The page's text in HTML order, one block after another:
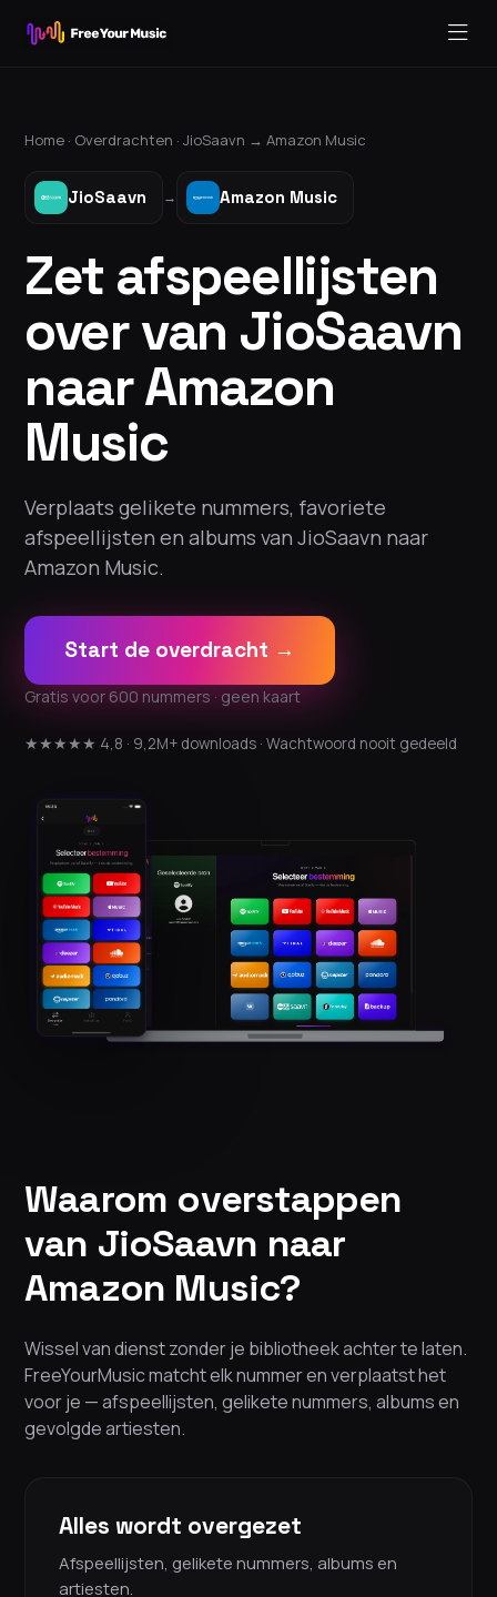
Home · Overdrachten · JioSaavn → Amazon Music
JioSaavn → Amazon Music
Zet afspeellijsten
over van JioSaavn
naar Amazon
Music
Verplaats gelikete nummers, favoriete
afspeellijsten en albums van JioSaavn naar
Amazon Music.
Start de overdracht →
Gratis voor 600 nummers · geen kaart
★★★★★ 4,8 · 9,2M+ downloads · Wachtwoord nooit gedeeld
Waarom overstappen
van JioSaavn naar
Amazon Music?
Wissel van dienst zonder je bibliotheek achter te laten.
FreeYourMusic matcht elk nummer en verplaatst het
voor je — afspeellijsten, gelikete nummers, albums en
gevolgde artiesten.
Alles wordt overgezet
Afspeellijsten, gelikete nummers, albums en
artiesten.